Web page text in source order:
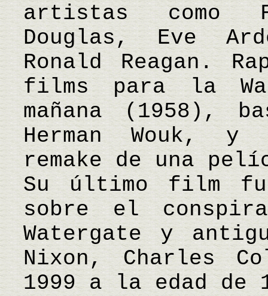
artistas como
Douglas, Eve
Ronald Reagan.
films para la
mañana (1958),
Herman Wouk, y
remake de una
Su último film
sobre el
Watergate y
Nixon, Charles
1999 a la edad de